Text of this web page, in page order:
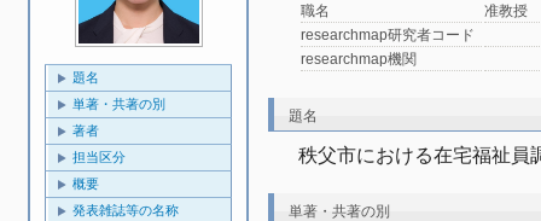
題名
単著・共著の別
著者
担当区分
概要
発表雑誌等の名称
職名
准教授
researchmap研究者コード
researchmap機関
題名
秩父市における在宅福祉員
単著・共著の別